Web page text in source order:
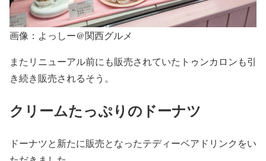
画像：よっしー@関西グルメ
またリニューアル前にも販売されていたトゥンカロンも引
き続き販売されるそう。
クリームたっぷりのドーナツ
ドーナツと新たに販売となったテディーベアドリンクをい